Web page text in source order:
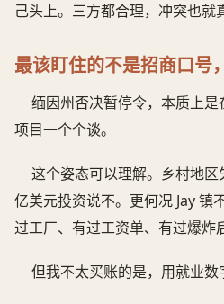
己头上。三方都合理，冲突也就
最该盯住的不是招商口号
缅因州否决暂停令，本质上是
项目一个个谈。
这个姿态可以理解。乡村地
亿美元投资说不。更何况 Jay 镇
过工厂、有过工资单、有过爆炸
但我不太买账的是，用就业数